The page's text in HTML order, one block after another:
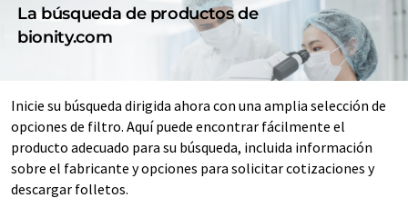
La búsqueda de productos de
bionity.com
Inicie su búsqueda dirigida ahora con una amplia selección de
opciones de filtro. Aquí puede encontrar fácilmente el
producto adecuado para su búsqueda, incluida información
sobre el fabricante y opciones para solicitar cotizaciones y
descargar folletos.